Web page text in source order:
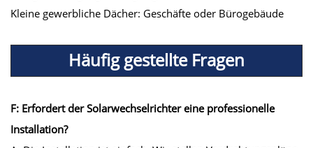
Kleine gewerbliche Dächer: Geschäfte oder Bürogebäude
Häufig gestellte Fragen
F: Erfordert der Solarwechselrichter eine professionelle
Installation?